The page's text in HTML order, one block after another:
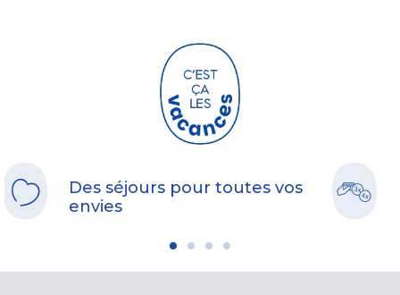
Des séjours pour toutes vos
envies